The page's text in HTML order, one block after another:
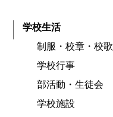
学校生活
制服・校章・校歌
学校行事
部活動・生徒会
学校施設